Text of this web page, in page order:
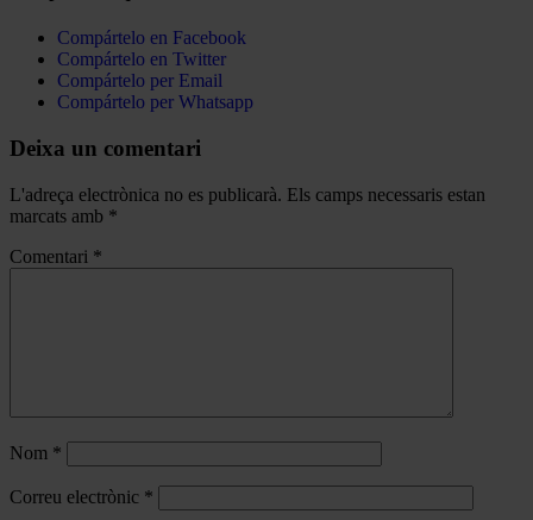
Compártelo en Facebook
Compártelo en Twitter
Compártelo per Email
Compártelo per Whatsapp
Deixa un comentari
L'adreça electrònica no es publicarà. Els camps necessaris estan
marcats amb *
Comentari *
Nom *
Correu electrònic *